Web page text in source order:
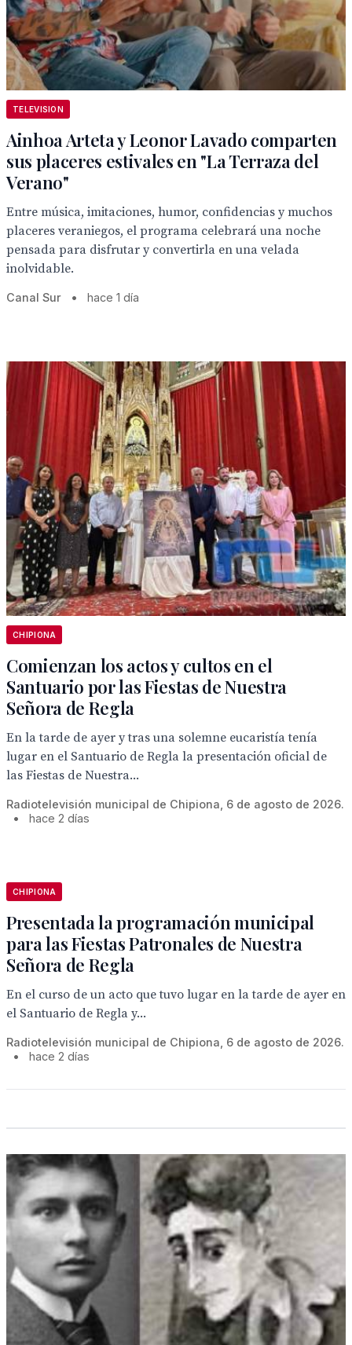
TELEVISION
Ainhoa Arteta y Leonor Lavado comparten
sus placeres estivales en "La Terraza del
Verano"
Entre música, imitaciones, humor, confidencias y muchos
placeres veraniegos, el programa celebrará una noche
pensada para disfrutar y convertirla en una velada
inolvidable.
Canal Sur • hace 1 día
CHIPIONA
Comienzan los actos y cultos en el
Santuario por las Fiestas de Nuestra
Señora de Regla
En la tarde de ayer y tras una solemne eucaristía tenía
lugar en el Santuario de Regla la presentación oficial de
las Fiestas de Nuestra...
Radiotelevisión municipal de Chipiona, 6 de agosto de 2026.
•
hace 2 días
CHIPIONA
Presentada la programación municipal
para las Fiestas Patronales de Nuestra
Señora de Regla
En el curso de un acto que tuvo lugar en la tarde de ayer en
el Santuario de Regla y...
Radiotelevisión municipal de Chipiona, 6 de agosto de 2026.
•
hace 2 días